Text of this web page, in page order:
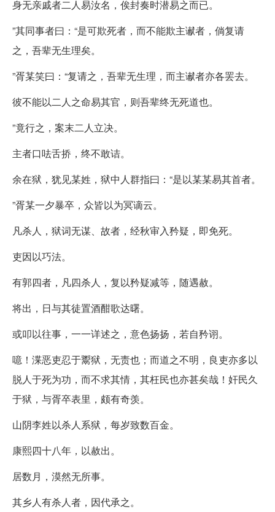
身无亲戚者二人易汝名，俟封奏时潜易之而已。
”其同事者曰：“是可欺死者，而不能欺主谳者，倘复请
之，吾辈无生理矣。
”胥某笑曰：“复请之，吾辈无生理，而主谳者亦各罢去。
彼不能以二人之命易其官，则吾辈终无死道也。
”竟行之，案末二人立决。
主者口呿舌挢，终不敢诘。
余在狱，犹见某姓，狱中人群指曰：“是以某某易其首者。
”胥某一夕暴卒，众皆以为冥谪云。
凡杀人，狱词无谋、故者，经秋审入矜疑，即免死。
吏因以巧法。
有郭四者，凡四杀人，复以矜疑减等，随遇赦。
将出，日与其徒置酒酣歌达曙。
或叩以往事，一一详述之，意色扬扬，若自矜诩。
噫！渫恶吏忍于鬻狱，无责也；而道之不明，良吏亦多以
脱人于死为功，而不求其情，其枉民也亦甚矣哉！奸民久
于狱，与胥卒表里，颇有奇羡。
山阴李姓以杀人系狱，每岁致数百金。
康熙四十八年，以赦出。
居数月，漠然无所事。
其乡人有杀人者，因代承之。